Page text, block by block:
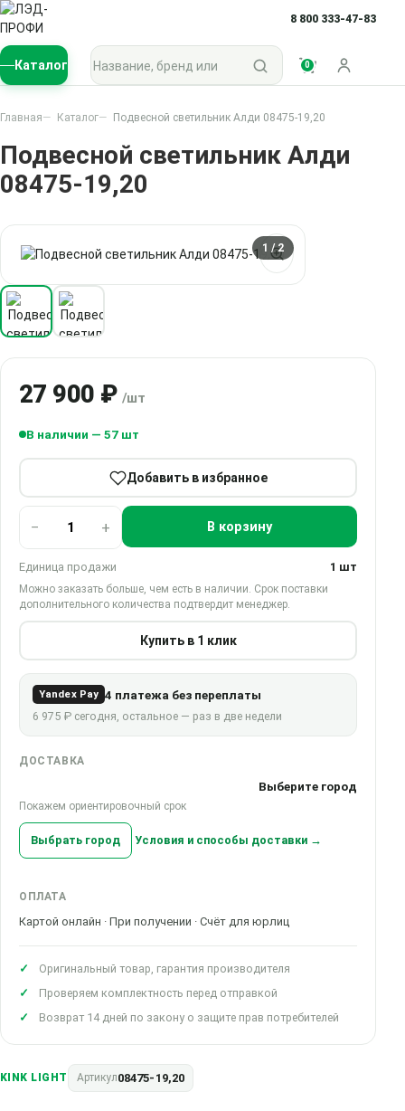
8 800 333-47-83
Каталог
Поиск по каталогу
0
Войти
Главная Каталог Подвесной светильник Алди 08475-19,20
Подвесной светильник Алди
08475-19,20
1 / 2
KINK LIGHT Артикул08475-19,20
27 900 ₽ /шт
В наличии — 57 шт
Добавить в избранное
− + В корзину
Единица продажи 1 шт
Можно заказать больше, чем есть в наличии. Срок поставки
дополнительного количества подтвердит менеджер.
Купить в 1 клик
Yandex Pay 4 платежа без переплаты
6 975 ₽ сегодня, остальное — раз в две недели
ДОСТАВКА
Выберите город
Покажем ориентировочный срок
Выбрать город Условия и способы доставки →
ОПЛАТА
Картой онлайн · При получении · Счёт для юрлиц
Оригинальный товар, гарантия производителя
Проверяем комплектность перед отправкой
Возврат 14 дней по закону о защите прав потребителей